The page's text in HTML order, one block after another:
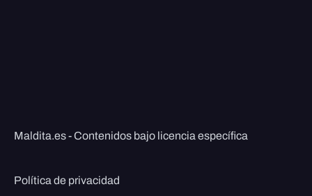
Maldita.es - Contenidos bajo licencia específica
Política de privacidad